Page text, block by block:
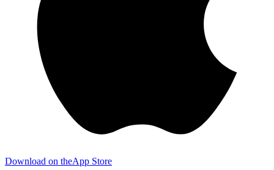
Download on theApp Store